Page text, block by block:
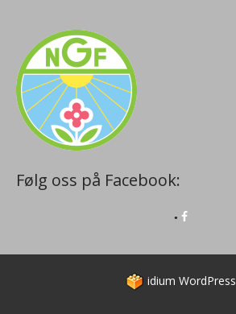
Følg oss på Facebook:
idium WordPress